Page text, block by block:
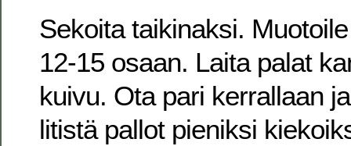
Sekoita taikinaksi.
12-15 osaan. Laita palat
kuivu. Ota pari kerrallaan
litistä pallot pieniksi